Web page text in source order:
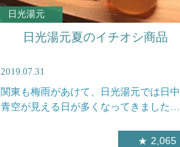
日光湯元
日光湯元夏のイチオシ商品
2019.07.31
関東も梅雨があけて、日光湯元では日中
青空が見える日が多くなってきました。
2,065